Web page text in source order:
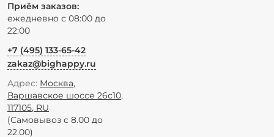
Приём заказов:
ежедневно с 08:00 до
22:00
+7 (495) 133-65-42
zakaz@bighappy.ru
Адрес: Москва,
Варшавское шоссе 26с10,
117105, RU
(Самовывоз с 8.00 до
22.00)